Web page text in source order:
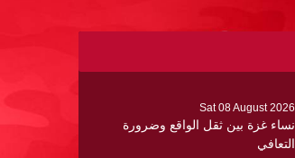
Sat 08 August 2026
نساء غزة بين ثقل الواقع وضرورة
التعافي